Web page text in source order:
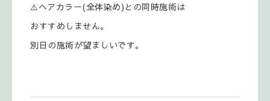
⚠️ヘアカラー(全体染め)との同時施術は
おすすめしません。
別日の施術が望ましいです。